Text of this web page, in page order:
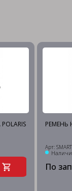
РЕМЕНЬ
Арт:
По